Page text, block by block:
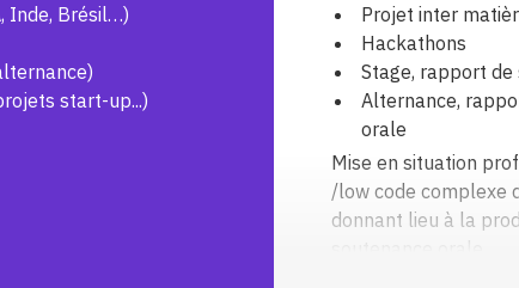
Inde, Brésil…)
start-up...)
Projet inter
Hackathons
Stage, rapport
Alternance,
orale
Mise en situation
/low code complexe
donnant lieu à la